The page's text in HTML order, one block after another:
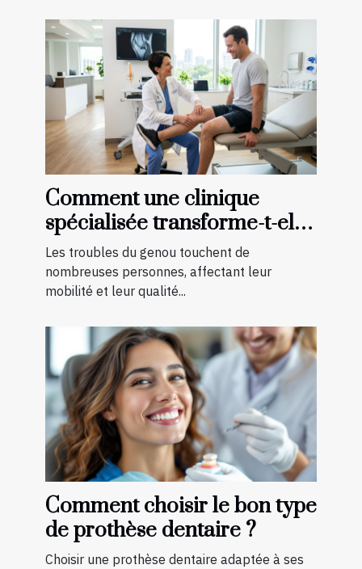
Comment une clinique
spécialisée transforme-t-elle
le traitement des troubles du
genou ?
Les troubles du genou touchent de
nombreuses personnes, affectant leur
mobilité et leur qualité...
Comment choisir le bon type
de prothèse dentaire ?
Choisir une prothèse dentaire adaptée à ses